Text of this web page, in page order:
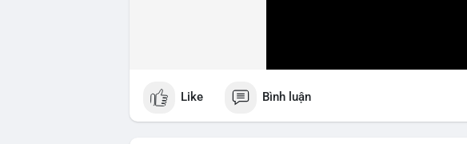
Like Bình luận